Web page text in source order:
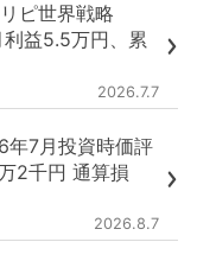
ピ世界戦略
利益5.5万円、累
2026.7.7
年7月投資時価評
2千円 通算損
2026.8.7